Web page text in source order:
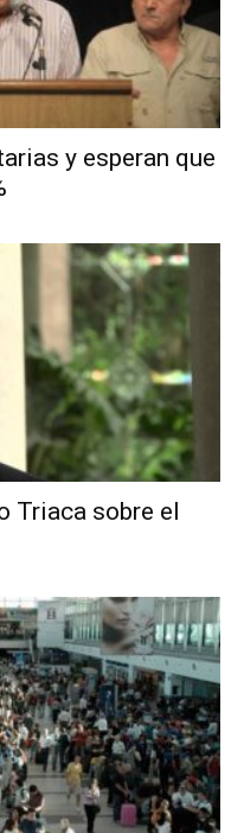
y esperan que
Triaca sobre el